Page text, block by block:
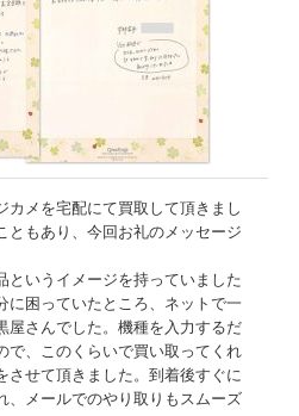
カメを宅配にて買取して頂きまし
ともあり、今回お礼のメッセージ
というイメージを持っていました
に困っていたところ、ネットで一
屋さんでした。機種を入力するだ
で、このくらいで買い取ってくれ
せて頂きました。到着後すぐに
、メールでのやり取りもスムーズ